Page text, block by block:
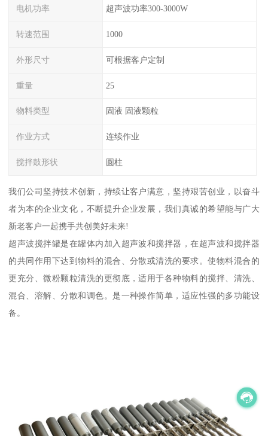
电机功率 超声波功率300-3000W
转速范围 1000
外形尺寸 可根据客户定制
重量 25
物料类型 固液 固液颗粒
作业方式 连续作业
搅拌鼓形状 圆柱
我们公司坚持技术创新，持续让客户满意，坚持艰苦创业，以奋斗
者为本的企业文化，不断提升企业发展，我们真诚的希望能与广大
新老客户一起携手共创美好未来!
超声波搅拌罐是在罐体内加入超声波和搅拌器，在超声波和搅拌器
的共同作用下达到物料的混合、分散或清洗的要求。使物料混合的
更充分、微粉颗粒清洗的更彻底，适用于各种物料的搅拌、清洗、
混合、溶解、分散和调色。是一种操作简单，适应性强的多功能设
备。